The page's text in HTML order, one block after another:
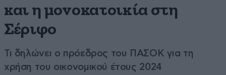
και η μονοκατοικία στη
Σέριφο
Τι δηλώνει ο πρόεδρος του ΠΑΣΟΚ για τη
χρήση του οικονομικού έτους 2024